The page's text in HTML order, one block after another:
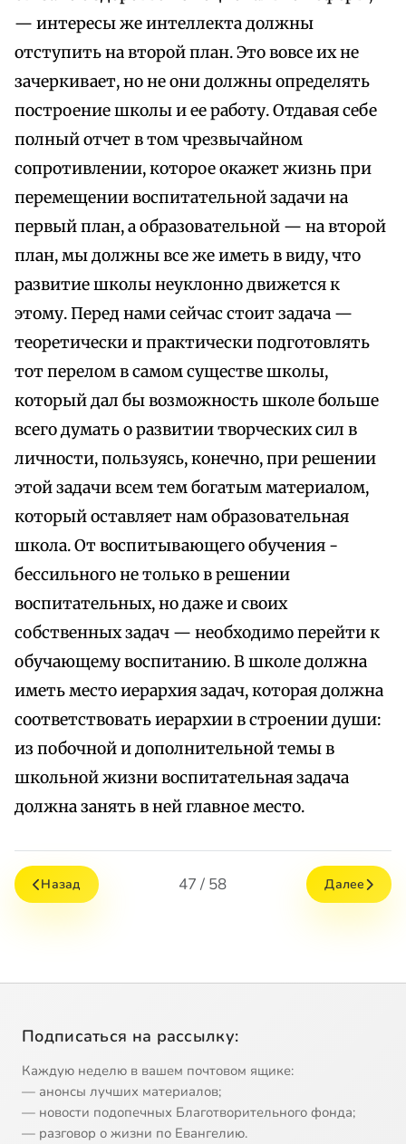
— интересы же интеллекта должны
отступить на второй план. Это вовсе их не
зачеркивает, но не они должны определять
построение школы и ее работу. Отдавая себе
полный отчет в том чрезвычайном
сопротивлении, которое окажет жизнь при
перемещении воспитательной задачи на
первый план, а образовательной — на второй
план, мы должны все же иметь в виду, что
развитие школы неуклонно движется к
этому. Перед нами сейчас стоит задача —
теоретически и практически подготовлять
тот перелом в самом существе школы,
который дал бы возможность школе больше
всего думать о развитии творческих сил в
личности, пользуясь, конечно, при решении
этой задачи всем тем богатым материалом,
который оставляет нам образовательная
школа. От воспитывающего обучения -
бессильного не только в решении
воспитательных, но даже и своих
собственных задач — необходимо перейти к
обучающему воспитанию. В школе должна
иметь место иерархия задач, которая должна
соответствовать иерархии в строении души:
из побочной и дополнительной темы в
школьной жизни воспитательная задача
должна занять в ней главное место.
Назад 47 / 58 Далее
Подписаться на рассылку:
Каждую неделю в вашем почтовом ящике:
— анонсы лучших материалов;
— новости подопечных Благотворительного фонда;
— разговор о жизни по Евангелию.